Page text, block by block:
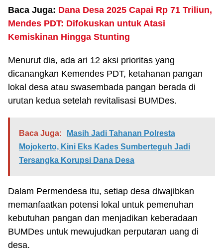
Baca Juga: Dana Desa 2025 Capai Rp 71 Triliun,
Mendes PDT: Difokuskan untuk Atasi
Kemiskinan Hingga Stunting
Menurut dia, ada ari 12 aksi prioritas yang
dicanangkan Kemendes PDT, ketahanan pangan
lokal desa atau swasembada pangan berada di
urutan kedua setelah revitalisasi BUMDes.
Baca Juga:
Masih Jadi Tahanan Polresta
Mojokerto, Kini Eks Kades Sumberteguh Jadi
Tersangka Korupsi Dana Desa
Dalam Permendesa itu, setiap desa diwajibkan
memanfaatkan potensi lokal untuk pemenuhan
kebutuhan pangan dan menjadikan keberadaan
BUMDes untuk mewujudkan perputaran uang di
desa.